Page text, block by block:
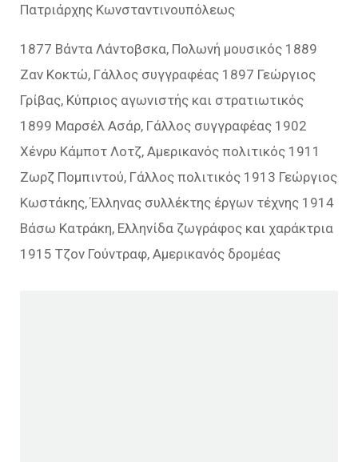
Πατριάρχης Κωνσταντινουπόλεως
1877 Βάντα Λάντοβσκα, Πολωνή μουσικός 1889
Ζαν Κοκτώ, Γάλλος συγγραφέας 1897 Γεώργιος
Γρίβας, Κύπριος αγωνιστής και στρατιωτικός
1899 Μαρσέλ Ασάρ, Γάλλος συγγραφέας 1902
Χένρυ Κάμποτ Λοτζ, Αμερικανός πολιτικός 1911
Ζωρζ Πομπιντού, Γάλλος πολιτικός 1913 Γεώργιος
Κωστάκης, Έλληνας συλλέκτης έργων τέχνης 1914
Βάσω Κατράκη, Ελληνίδα ζωγράφος και χαράκτρια
1915 Τζον Γούντραφ, Αμερικανός δρομέας